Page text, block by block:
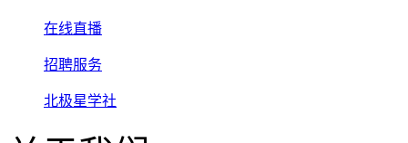
在线直播
招聘服务
北极星学社